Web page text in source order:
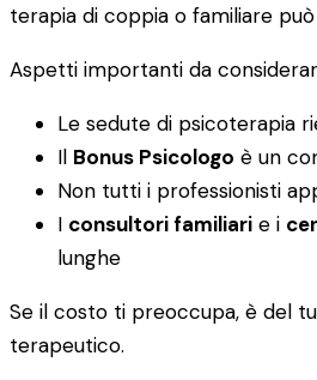
terapia di coppia o familiare
Aspetti importanti da
Le sedute di psicoterapia
Il Bonus Psicologo è un
Non tutti i professionisti
I consultori familiari e i
lunghe
Se il costo ti preoccupa, è del
terapeutico.